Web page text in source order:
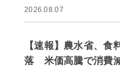
2026.08.07
【速報】農水省、
落 米価高騰で消費